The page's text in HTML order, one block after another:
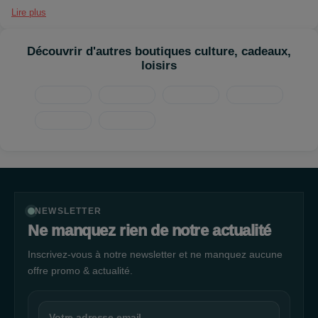
femmes, bracelets et montres les hommes. Donjon propose
fameux bola de grossesse. Calvin Klein, Cacharel, Diesel, Elsa
Lee, Kenzo, Lotus sont quelques-unes des marques présentes
Lire plus
Découvrir d'autres boutiques culture, cadeaux,
loisirs
NEWSLETTER
Ne manquez rien de notre actualité
Inscrivez-vous à notre newsletter et ne manquez aucune
offre promo & actualité.